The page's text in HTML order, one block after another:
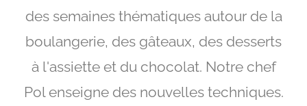
des semaines thématiques autour de la
boulangerie, des gâteaux, des desserts
à l'assiette et du chocolat. Notre chef
Pol enseigne des nouvelles techniques.